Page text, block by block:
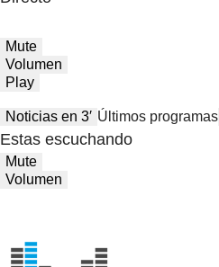
Mute
Volumen
Play
Noticias en 3′ Últimos programas
Estas escuchando
Mute
Volumen